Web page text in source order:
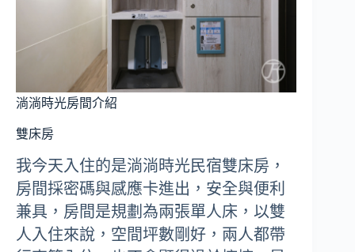
淌淌時光房間介紹
雙床房
我今天入住的是淌淌時光民宿雙床房，
房間採密碼與感應卡進出，安全與便利
兼具，房間是規劃為兩張單人床，以雙
人入住來說，空間坪數剛好，兩人都帶